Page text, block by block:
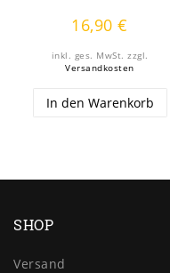
16,90 €
inkl. ges. MwSt. zzgl.
Versandkosten
In den Warenkorb
SHOP
Versand